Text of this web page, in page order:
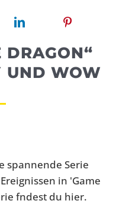
DRAGON“
UND WOW
spannende Serie
in 'Game
fndest du hier.